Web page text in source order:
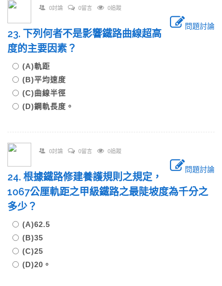
0討論 0留言 0追蹤
問題討論
23. 下列何者不是影響鐵路曲線超高
度的主要因素？
(A)軌距
(B)平均速度
(C)曲線半徑
(D)鋼軌長度。
0討論 0留言 0追蹤
問題討論
24. 根據鐵路修建養護規則之規定，
1067公厘軌距之甲級鐵路之最陡坡度為千分之
多少？
(A)62.5
(B)35
(C)25
(D)20。